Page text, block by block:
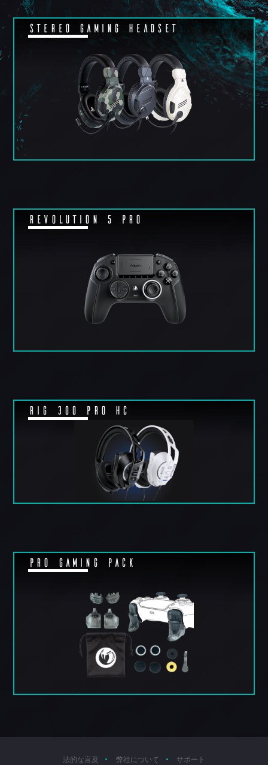
Stereo Gaming Headset
REVOLUTION 5 PRO
RIG 300 PRO HC
Pro Gaming Pack
法的な言及 弊社について サポート